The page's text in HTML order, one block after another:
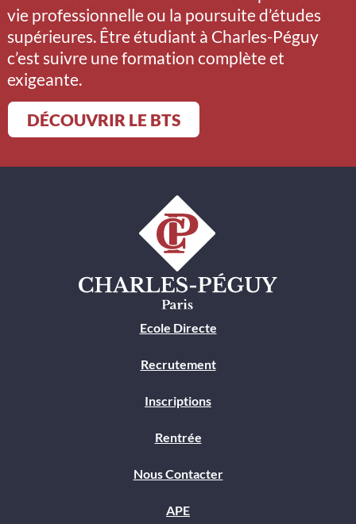
vie professionnelle ou la poursuite d’études
supérieures. Être étudiant à Charles-Péguy
c’est suivre une formation complète et
exigeante.
DÉCOUVRIR LE BTS
Ecole Directe
Recrutement
Inscriptions
Rentrée
Nous Contacter
APE